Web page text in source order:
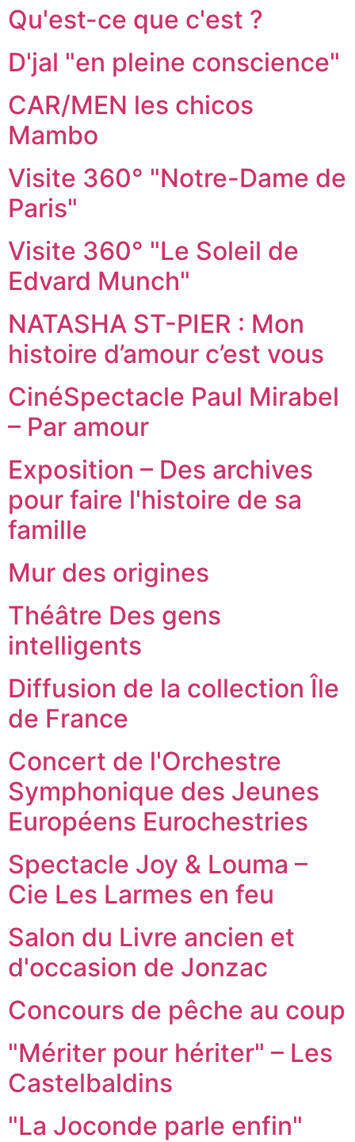
Qu'est-ce que c'est ?
D'jal "en pleine conscience"
CAR/MEN les chicos
Mambo
Visite 360° "Notre-Dame de
Paris"
Visite 360° "Le Soleil de
Edvard Munch"
NATASHA ST-PIER : Mon
histoire d’amour c’est vous
CinéSpectacle Paul Mirabel
– Par amour
Exposition – Des archives
pour faire l'histoire de sa
famille
Mur des origines
Théâtre Des gens
intelligents
Diffusion de la collection Île
de France
Concert de l'Orchestre
Symphonique des Jeunes
Européens Eurochestries
Spectacle Joy & Louma –
Cie Les Larmes en feu
Salon du Livre ancien et
d'occasion de Jonzac
Concours de pêche au coup
"Mériter pour hériter" – Les
Castelbaldins
"La Joconde parle enfin"